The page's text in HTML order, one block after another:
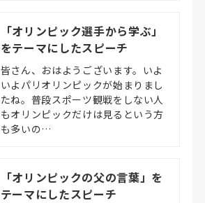
「オリンピック選手から学ぶ」
をテーマにしたスピーチ
皆さん、おはようございます。いよ
いよパリオリンピックが始まりまし
たね。普段スポーツ観戦をしない人
もオリンピックだけは見るという方
も多いの…
「オリンピックの父の言葉」を
テーマにしたスピーチ